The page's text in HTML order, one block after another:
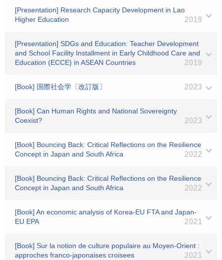
[Presentation] Research Capacity Development in Lao
Higher Education
2019
[Presentation] SDGs and Education: Teacher Development
and School Facility Installment in Early Childhood Care and
Education (ECCE) in ASEAN Countries
2019
[Book] 国際社会学〔改訂版〕 2023
[Book] Can Human Rights and National Sovereignty
Coexist?
2023
[Book] Bouncing Back: Critical Reflections on the Resilience
Concept in Japan and South Africa
2022
[Book] Bouncing Back: Critical Reflections on the Resilience
Concept in Japan and South Africa
2022
[Book] An economic analysis of Korea-EU FTA and Japan-
EU EPA
2021
[Book] Sur la notion de culture populaire au Moyen-Orient :
approches franco-japonaises croisees
2021